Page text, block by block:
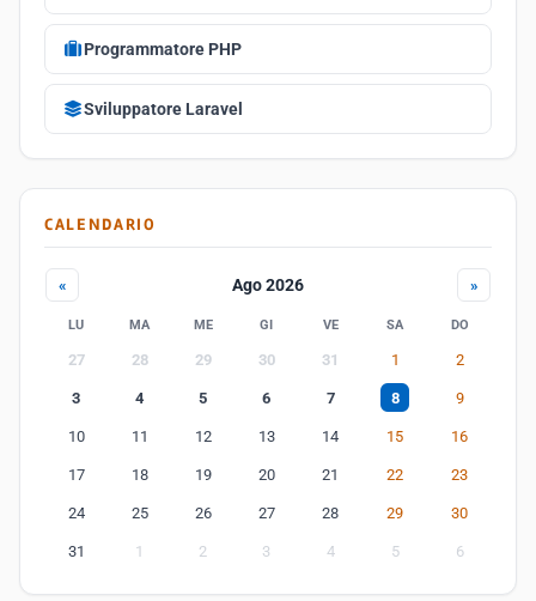
Programmatore PHP
Sviluppatore Laravel
CALENDARIO
« Ago 2026 »
LU MA ME GI VE SA DO
27 28 29 30 31 1 2
3 4 5 6 7 8 9
10 11 12 13 14 15 16
17 18 19 20 21 22 23
24 25 26 27 28 29 30
31 1 2 3 4 5 6